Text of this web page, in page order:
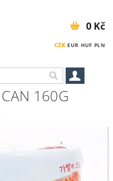
CZK EUR HUF PLN
0 Kč
160G